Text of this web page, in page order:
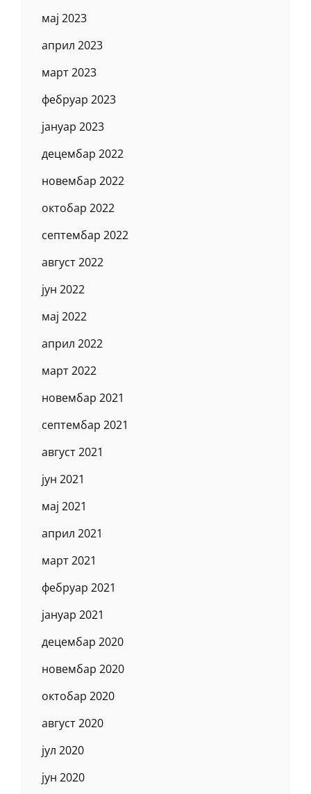
мај 2023
април 2023
март 2023
фебруар 2023
јануар 2023
децембар 2022
новембар 2022
октобар 2022
септембар 2022
август 2022
јун 2022
мај 2022
април 2022
март 2022
новембар 2021
септембар 2021
август 2021
јун 2021
мај 2021
април 2021
март 2021
фебруар 2021
јануар 2021
децембар 2020
новембар 2020
октобар 2020
август 2020
јул 2020
јун 2020